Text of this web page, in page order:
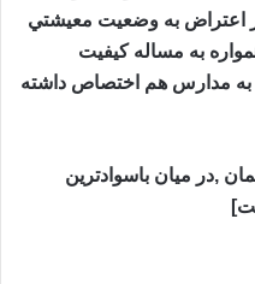
اعتراض به وضعيت معيشتي
به مساله كيفيت
مدارس هم اختصاص داشته
,در میان باسوادترین